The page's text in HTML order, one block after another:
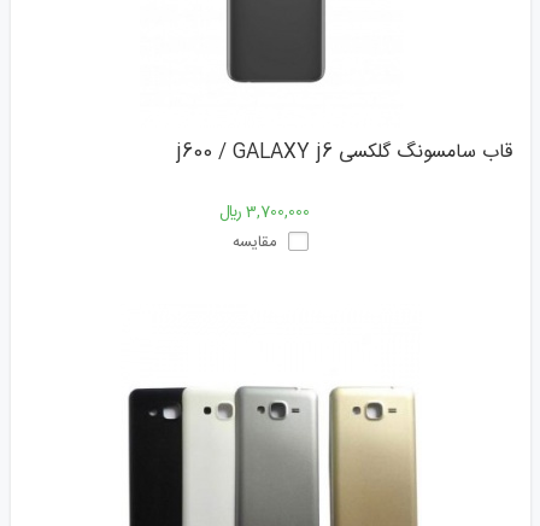
قاب سامسونگ گلکسی j600 / GALAXY j6
3,700,000 ﷼
مقایسه